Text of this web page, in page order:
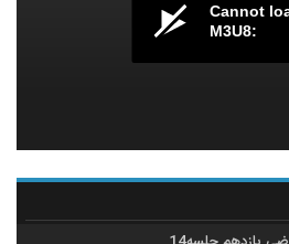
Cannot
M3U8: